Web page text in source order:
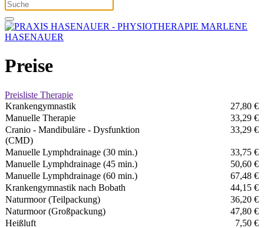
Preise
Preisliste Therapie
Krankengymnastik
27,80 €
Manuelle Therapie
33,29 €
Cranio - Mandibuläre - Dysfunktion
(CMD)
33,29 €
Manuelle Lymphdrainage (30 min.)
33,75 €
Manuelle Lymphdrainage (45 min.)
50,60 €
Manuelle Lymphdrainage (60 min.)
67,48 €
Krankengymnastik nach Bobath
44,15 €
Naturmoor (Teilpackung)
36,20 €
Naturmoor (Großpackung)
47,80 €
Heißluft
7,50 €